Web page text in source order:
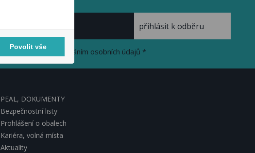
Souhlasím se zpracováním osobních údajů *
PEAL, DOKUMENTY
Bezpečnostní listy
Prohlášení o obalech
Kariéra, volná místa
Aktuality
Povolit vše